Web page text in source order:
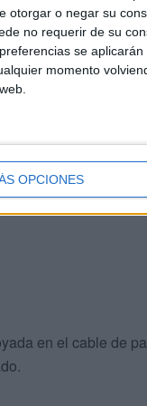
otorgar o negar su
no requerir de su
se
momento
OPCIONES
centrales de
prevé
según ha
ancha, lo que
en el cable de